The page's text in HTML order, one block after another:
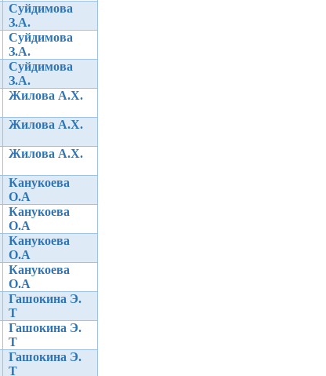
Суйдимова
З.А.
Суйдимова
З.А.
Суйдимова
З.А.
Жилова А.Х.
Жилова А.Х.
Жилова А.Х.
Канукоева
О.А
Канукоева
О.А
Канукоева
О.А
Канукоева
О.А
Гашокина Э.
Т
Гашокина Э.
Т
Гашокина Э.
Т